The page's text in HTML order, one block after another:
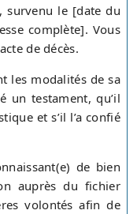
survenu le [date du
complète]. Vous
de décès.
les modalités de sa
un testament, qu’il
et s’il l’a confié
de bien
auprès du fichier
volontés afin de